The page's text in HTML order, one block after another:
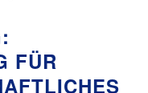
FÜR